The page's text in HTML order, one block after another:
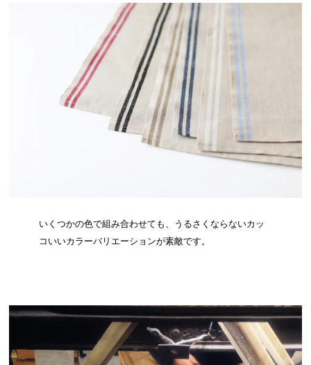
いくつかの色で組み合わせても、うるさくならないカッ
コいいカラーバリエーションが素敵です。